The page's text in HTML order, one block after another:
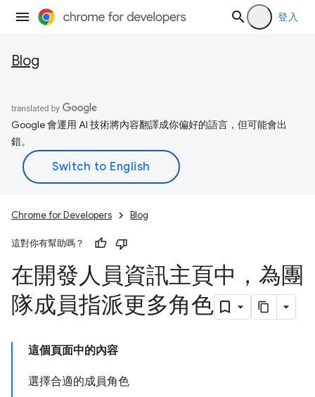
登入
Blog
Google 會運用 AI 技術將內容翻譯成你偏好的語言，但可能會出
錯。
Chrome for Developers Blog
這對你有幫助嗎？
在開發人員資訊主頁中，為團
隊成員指派更多角色
這個頁面中的內容
選擇合適的成員角色